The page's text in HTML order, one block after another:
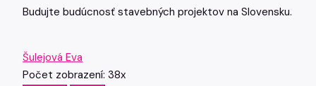
Budujte budúcnosť stavebných projektov na Slovensku.
Šulejová Eva
Počet zobrazení: 38x